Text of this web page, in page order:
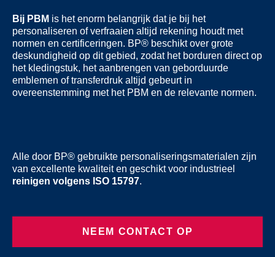
Bij PBM is het enorm belangrijk dat je bij het
personaliseren of verfraaien altijd rekening houdt met
normen en certificeringen. BP® beschikt over grote
deskundigheid op dit gebied, zodat het borduren direct op
het kledingstuk, het aanbrengen van geborduurde
emblemen of transferdruk altijd gebeurt in
overeenstemming met het PBM en de relevante normen.
Alle door BP® gebruikte personaliseringsmaterialen zijn
van excellente kwaliteit en geschikt voor industrieel
reinigen volgens ISO 15797.
NEEM CONTACT OP